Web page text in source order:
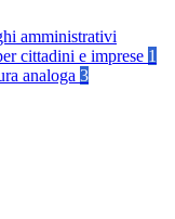
amministrativi
cittadini e imprese 1
analoga 3